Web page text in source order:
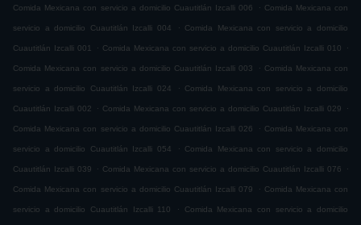
Comida Mexicana con servicio a domicilio Cuautitlán Izcalli 006 . Comida Mexicana con
servicio a domicilio Cuautitlán Izcalli 004 . Comida Mexicana con servicio a domicilio
Cuautitlán Izcalli 001 . Comida Mexicana con servicio a domicilio Cuautitlán Izcalli 010 .
Comida Mexicana con servicio a domicilio Cuautitlán Izcalli 003 . Comida Mexicana con
servicio a domicilio Cuautitlán Izcalli 024 . Comida Mexicana con servicio a domicilio
Cuautitlán Izcalli 002 . Comida Mexicana con servicio a domicilio Cuautitlán Izcalli 029 .
Comida Mexicana con servicio a domicilio Cuautitlán Izcalli 026 . Comida Mexicana con
servicio a domicilio Cuautitlán Izcalli 054 . Comida Mexicana con servicio a domicilio
Cuautitlán Izcalli 039 . Comida Mexicana con servicio a domicilio Cuautitlán Izcalli 076 .
Comida Mexicana con servicio a domicilio Cuautitlán Izcalli 079 . Comida Mexicana con
servicio a domicilio Cuautitlán Izcalli 110 . Comida Mexicana con servicio a domicilio